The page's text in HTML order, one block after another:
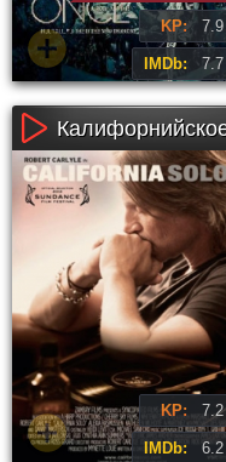
KP: 7.9
IMDb: 7.7
KP: 7.2
IMDb: 6.2